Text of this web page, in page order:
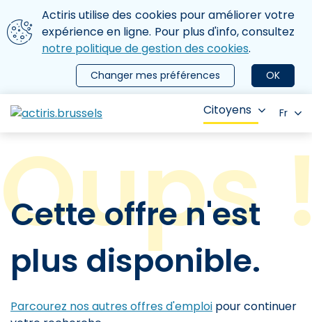
Aller au contenu principal
Nous utilisons des cookies
Actiris utilise des cookies pour améliorer votre
expérience en ligne. Pour plus d'info, consultez
notre politique de gestion des cookies.
OK
Changer mes préférences
le menu
Citoyens Fr
Cette offre n'est
plus disponible.
Parcourez nos autres offres d'emploi pour continuer